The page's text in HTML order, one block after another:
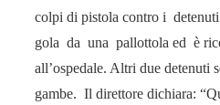
colpi di pistola contro i
gola da una pallottola ed è
all’ospedale. Altri due detenuti
gambe. Il direttore dichiara: